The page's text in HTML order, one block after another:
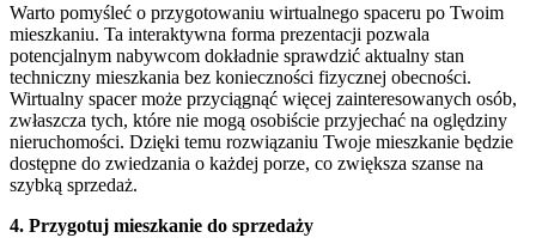
Warto pomyśleć o przygotowaniu wirtualnego spaceru po Twoim
mieszkaniu. Ta interaktywna forma prezentacji pozwala
potencjalnym nabywcom dokładnie sprawdzić aktualny stan
techniczny mieszkania bez konieczności fizycznej obecności.
Wirtualny spacer może przyciągnąć więcej zainteresowanych osób,
zwłaszcza tych, które nie mogą osobiście przyjechać na oględziny
nieruchomości. Dzięki temu rozwiązaniu Twoje mieszkanie będzie
dostępne do zwiedzania o każdej porze, co zwiększa szanse na
szybką sprzedaż.
4. Przygotuj mieszkanie do sprzedaży